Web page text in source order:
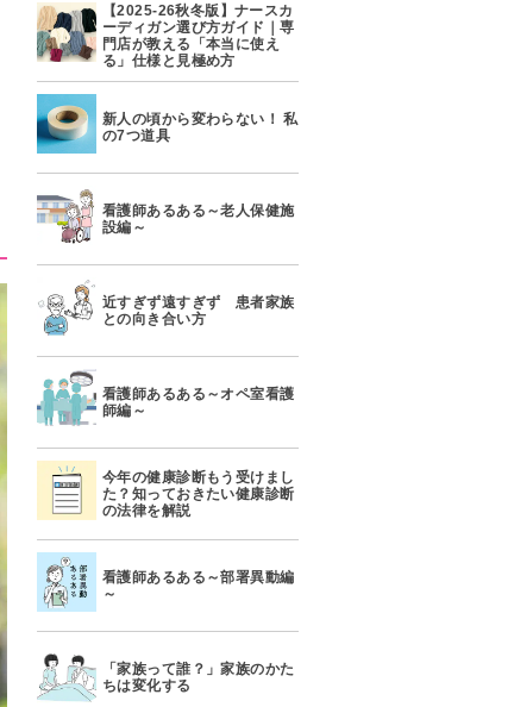
【2025-26秋冬版】ナースカ
ーディガン選び方ガイド｜専
門店が教える「本当に使え
る」仕様と見極め方
新人の頃から変わらない！ 私
の7つ道具
看護師あるある～老人保健施
設編～
近すぎず遠すぎず 患者家族
との向き合い方
看護師あるある～オペ室看護
師編～
今年の健康診断もう受けまし
た？知っておきたい健康診断
の法律を解説
看護師あるある～部署異動編
～
「家族って誰？」家族のかた
ちは変化する